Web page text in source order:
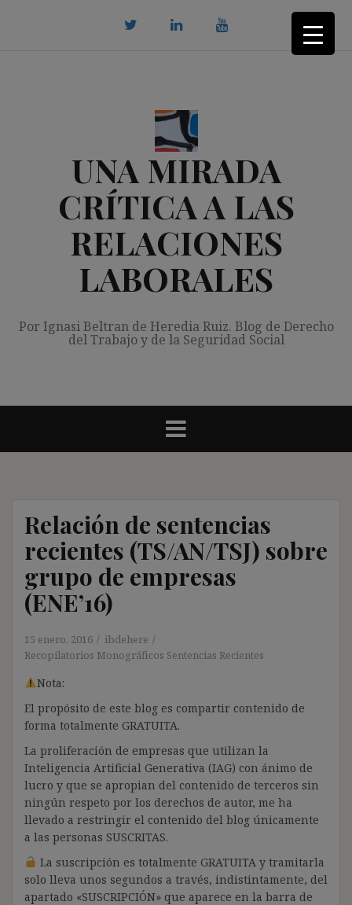
UNA MIRADA
CRÍTICA A LAS
RELACIONES
LABORALES
Por Ignasi Beltran de Heredia Ruiz. Blog de Derecho
del Trabajo y de la Seguridad Social
Relación de sentencias
recientes (TS/AN/TSJ) sobre
grupo de empresas
(ENE’16)
15 enero, 2016
ibdehere
Recopilatorios Monográficos Sentencias Recientes
Nota:
El propósito de este blog es compartir contenido de
forma totalmente GRATUITA.
La proliferación de empresas que utilizan la
Inteligencia Artificial Generativa (IAG) con ánimo de
lucro y que se apropian del contenido de terceros sin
ningún respeto por los derechos de autor, me ha
llevado a restringir el contenido del blog únicamente
a las personas SUSCRITAS.
La suscripción es totalmente GRATUITA y tramitarla
solo lleva unos segundos a través, indistintamente, del
apartado «SUSCRIPCIÓN» que aparece en la barra de